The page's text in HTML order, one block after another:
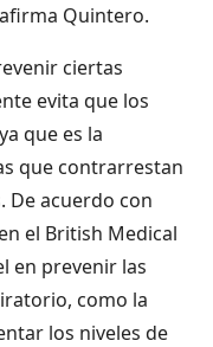
Quintero.
ciertas
evita que los
que es la
que contrarrestan
De acuerdo con
el British Medical
en prevenir las
como la
los niveles de